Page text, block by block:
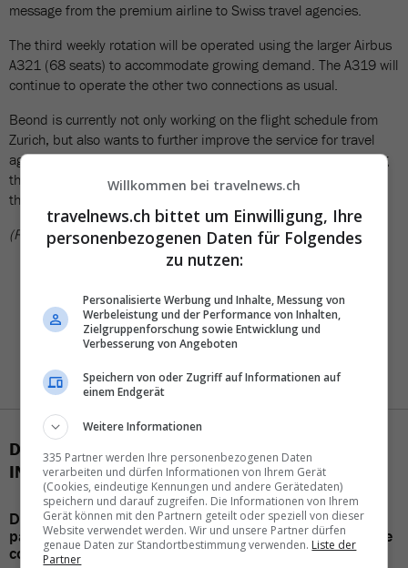
message from the premium airline to Swiss travel agencies.
The third weekly rotation will be operated using the larger Airbus
A321 (68 seats) to accommodate growing demand. The A319 will
continue to operate the other two connections as usual.
Beond is currently not only working on the flight schedule from
Zurich, but also wants to further improve the service for travel
agencies at the same time. «We are in the final stages of testing
the integration of Travelport/Galileo as a GDS and will go live in
the coming days», the letter continues.
(RSU)
DAS KÖNNTE SIE AUCH
INTERESSIEREN
DTH Travelon agrowth
path:«The signs point to
continued success »
6 beautifultravel
destinationsthat are safe
Willkommen bei travelnews.ch
travelnews.ch bittet um Einwilligung, Ihre
personenbezogenen Daten für Folgendes
zu nutzen:
Personalisierte Werbung und Inhalte, Messung von
Werbeleistung und der Performance von Inhalten,
Zielgruppenforschung sowie Entwicklung und
Verbesserung von Angeboten
Speichern von oder Zugriff auf Informationen auf
einem Endgerät
Weitere Informationen
335 Partner werden Ihre personenbezogenen Daten
verarbeiten und dürfen Informationen von Ihrem Gerät
(Cookies, eindeutige Kennungen und andere Gerätedaten)
speichern und darauf zugreifen. Die Informationen von Ihrem
Gerät können mit den Partnern geteilt oder speziell von dieser
Website verwendet werden. Wir und unsere Partner dürfen
genaue Daten zur Standortbestimmung verwenden. Liste der
Partner